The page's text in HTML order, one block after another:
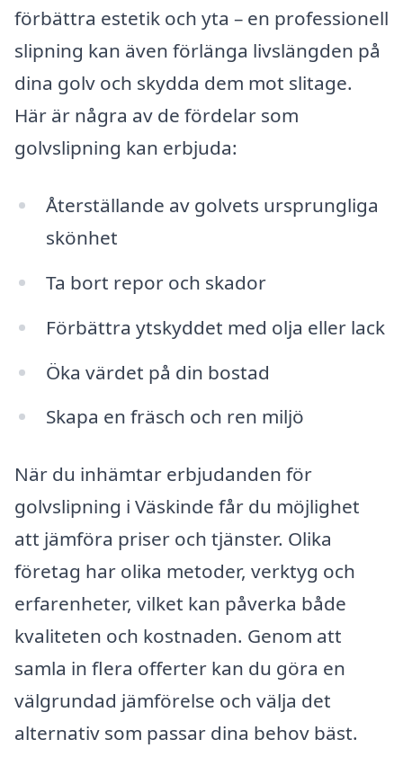
förbättra estetik och yta – en professionell
slipning kan även förlänga livslängden på
dina golv och skydda dem mot slitage.
Här är några av de fördelar som
golvslipning kan erbjuda:
Återställande av golvets ursprungliga
skönhet
Ta bort repor och skador
Förbättra ytskyddet med olja eller lack
Öka värdet på din bostad
Skapa en fräsch och ren miljö
När du inhämtar erbjudanden för
golvslipning i Väskinde får du möjlighet
att jämföra priser och tjänster. Olika
företag har olika metoder, verktyg och
erfarenheter, vilket kan påverka både
kvaliteten och kostnaden. Genom att
samla in flera offerter kan du göra en
välgrundad jämförelse och välja det
alternativ som passar dina behov bäst.